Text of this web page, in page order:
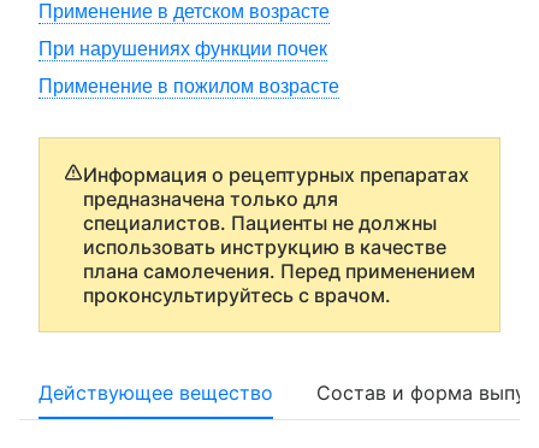
Применение в детском возрасте
При нарушениях функции почек
Применение в пожилом возрасте
Информация о рецептурных препаратах
предназначена только для
специалистов. Пациенты не должны
использовать инструкцию в качестве
плана самолечения. Перед применением
проконсультируйтесь с врачом.
Действующее вещество Состав и форма